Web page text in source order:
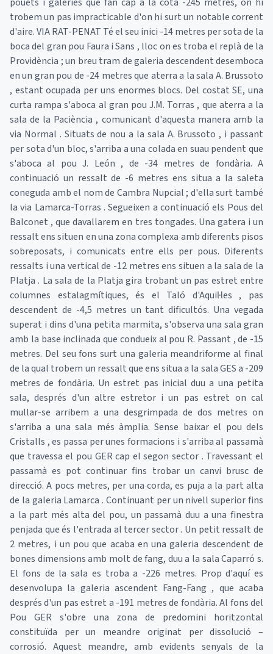
trobem un pas impracticable d'on hi surt un notable corrent
d'aire. VIA RAT-PENAT Té el seu inici -14 metres per sota de la
boca del gran pou Faura i Sans , lloc on es troba el replà de la
Providència ; un breu tram de galeria descendent desemboca
en un gran pou de -24 metres que aterra a la sala A. Brussoto
, estant ocupada per uns enormes blocs. Del costat SE, una
curta rampa s'aboca al gran pou J.M. Torras , que aterra a la
sala de la Paciència , comunicant d'aquesta manera amb la
via Normal . Situats de nou a la sala A. Brussoto , i passant
per sota d'un bloc, s'arriba a una colada en suau pendent que
s'aboca al pou J. León , de -34 metres de fondària. A
continuació un ressalt de -6 metres ens situa a la saleta
coneguda amb el nom de Cambra Nupcial ; d'ella surt també
la via Lamarca-Torras . Segueixen a continuació els Pous del
Balconet , que davallarem en tres tongades. Una gatera i un
ressalt ens situen en una zona complexa amb diferents pisos
sobreposats, i comunicats entre ells per pous. Diferents
ressalts i una vertical de -12 metres ens situen a la sala de la
Platja . La sala de la Platja gira trobant un pas estret entre
columnes estalagmítiques, és el Taló d'Aquil·les , pas
descendent de -4,5 metres un tant dificultós. Una vegada
superat i dins d'una petita marmita, s'observa una sala gran
amb la base inclinada que condueix al pou R. Passant , de -15
metres. Del seu fons surt una galeria meandriforme al final
de la qual trobem un ressalt que ens situa a la sala GES a -209
metres de fondària. Un estret pas inicial duu a una petita
sala, després d'un altre estretor i un pas estret on cal
mullar-se arribem a una desgrimpada de dos metres on
s'arriba a una sala més àmplia. Sense baixar el pou dels
Cristalls , es passa per unes formacions i s'arriba al passamà
que travessa el pou GER cap el segon sector . Travessant el
passamà es pot continuar fins trobar un canvi brusc de
direcció. A pocs metres, per una corda, es puja a la part alta
de la galeria Lamarca . Continuant per un nivell superior fins
a la part més alta del pou, un passamà duu a una finestra
penjada que és l'entrada al tercer sector . Un petit ressalt de
2 metres, i un pou que acaba en una galeria descendent de
bones dimensions amb molt de fang, duu a la sala Caparró s.
El fons de la sala es troba a -226 metres. Prop d'aquí es
desenvolupa la galeria ascendent Fang-Fang , que acaba
després d'un pas estret a -191 metres de fondària. Al fons del
Pou GER s'obre una zona de predomini horitzontal
constituïda per un meandre originat per dissolució –
corrosió. Aquest meandre, amb evidents senyals de la